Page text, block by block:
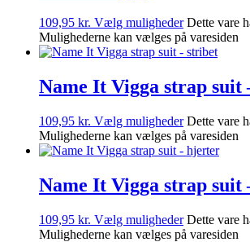
109,95 kr. Vælg muligheder Dette vare
Mulighederne kan vælges på varesiden
Name It Vigga strap suit
109,95 kr. Vælg muligheder Dette vare
Mulighederne kan vælges på varesiden
Name It Vigga strap suit
109,95 kr. Vælg muligheder Dette vare
Mulighederne kan vælges på varesiden